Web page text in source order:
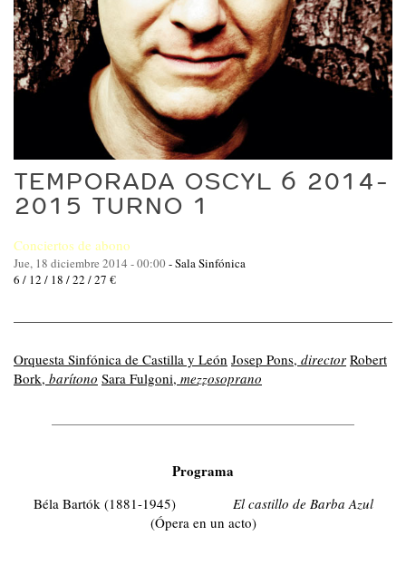
TEMPORADA OSCYL 6 2014-
2015 TURNO 1
Conciertos de abono
Jue, 18 diciembre 2014 - 00:00-Sala Sinfónica
6 / 12 / 18 / 22 / 27 €
Orquesta Sinfónica de Castilla y León Josep Pons, director Robert
Bork, barítono Sara Fulgoni, mezzosoprano
Programa
Béla Bartók (1881-1945)
El castillo de Barba Azul
(Ópera en un acto)